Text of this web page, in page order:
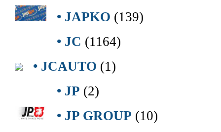
• JAPKO (139)
• JC (1164)
• JCAUTO (1)
• JP (2)
• JP GROUP (10)